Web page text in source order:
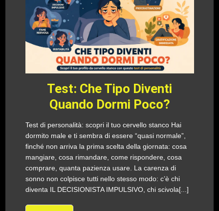
Test: Che Tipo Diventi
Quando Dormi Poco?
Test di personalità: scopri il tuo cervello stanco Hai
dormito male e ti sembra di essere “quasi normale”,
finché non arriva la prima scelta della giornata: cosa
mangiare, cosa rimandare, come rispondere, cosa
comprare, quanta pazienza usare. La carenza di
sonno non colpisce tutti nello stesso modo: c’è chi
diventa IL DECISIONISTA IMPULSIVO, chi scivola[...]